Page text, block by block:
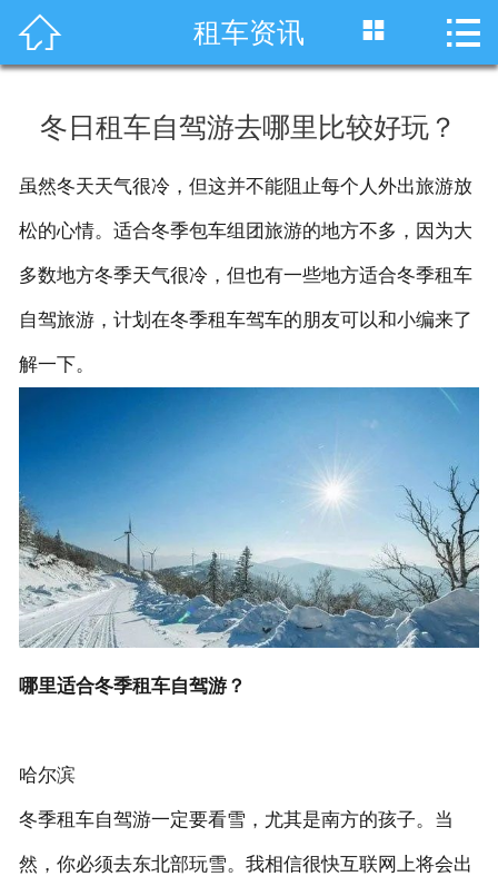
 首页
川藏线租车
服务项目
租车资讯
关于我们
联系我们
 租车资讯  
冬日租车自驾游去哪里比较好玩？
虽然冬天天气很冷，但这并不能阻止每个人外出旅游放
松的心情。适合冬季包车组团旅游的地方不多，因为大
多数地方冬季天气很冷，但也有一些地方适合冬季租车
自驾旅游，计划在冬季租车驾车的朋友可以和小编来了
解一下。
哪里适合冬季租车自驾游？
哈尔滨
冬季租车自驾游一定要看雪，尤其是南方的孩子。当
然，你必须去东北部玩雪。我相信很快互联网上将会出